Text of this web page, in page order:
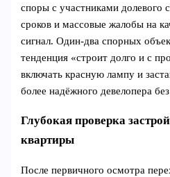
споры с участниками долевого
сроков и массовые жалобы на
сигнал. Один-два спорных
тенденция «строит долго и с
включать красную лампу и
более надёжного девелопера
Глубокая проверка
квартиры
После первичного осмотра